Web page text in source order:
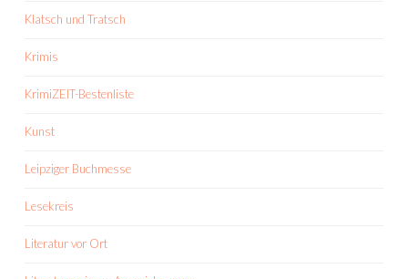
Klatsch und Tratsch
Krimis
KrimiZEIT-Bestenliste
Kunst
Leipziger Buchmesse
Lesekreis
Literatur vor Ort